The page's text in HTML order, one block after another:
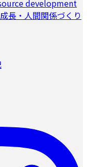
development
・人間関係づくり